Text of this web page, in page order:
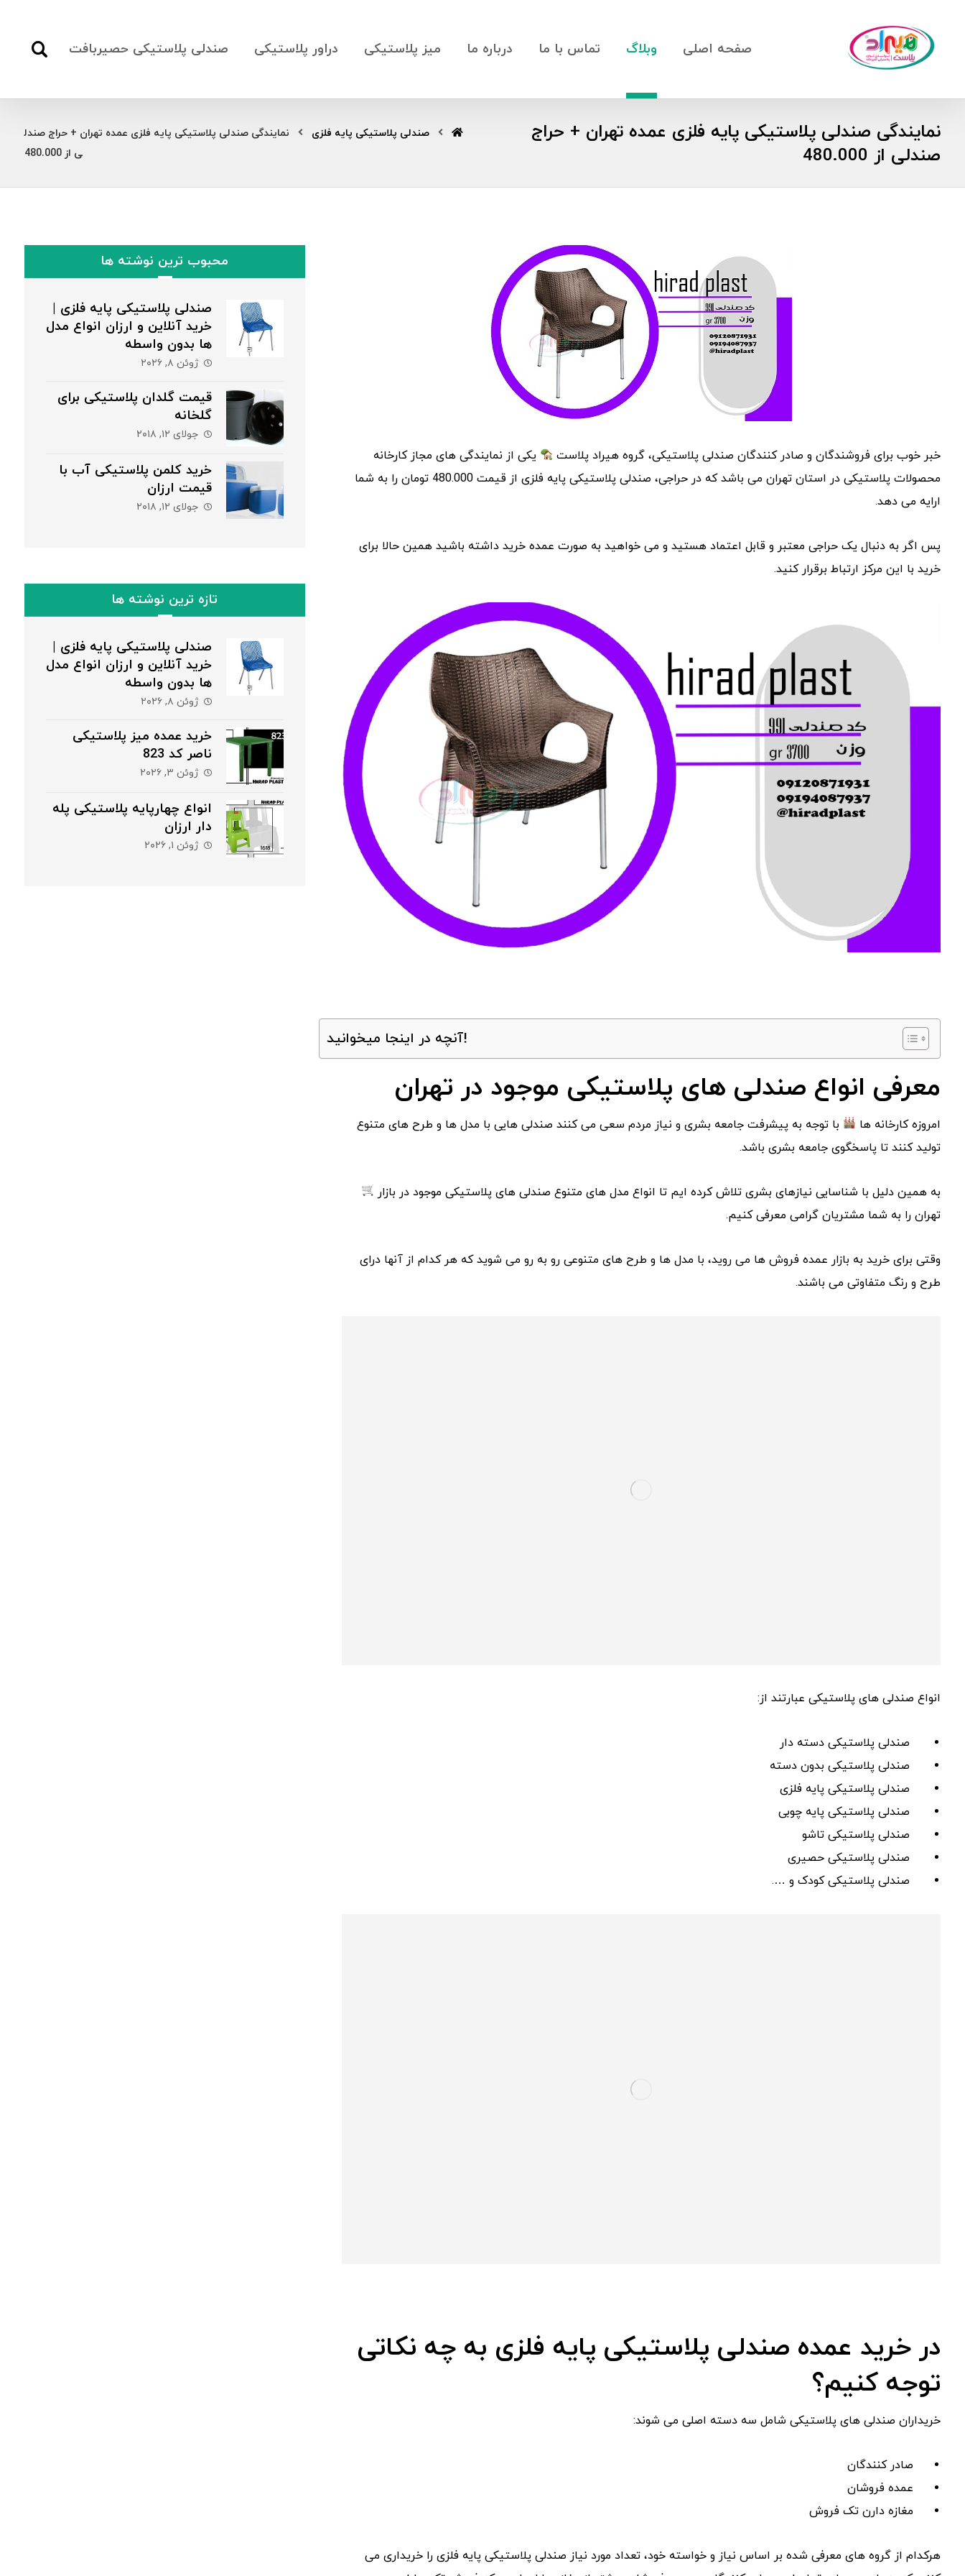
صفحه اصلی وبلاگ تماس با ما درباره ما میز پلاستیکی دراور پلاستیکی صندلی پلاستیکی حصیربافت
نمایندگی صندلی پلاستیکی پایه فلزی عمده تهران + حراج
صندلی از 480.000
صندلی پلاستیکی پایه فلزی
نمایندگی صندلی پلاستیکی پایه فلزی عمده تهران + حراج صندل
ی از 480.000
خبر خوب برای فروشندگان و صادر کنندگان صندلی پلاستیکی، گروه هیراد پلاست
یکی از نمایندگی های مجاز کارخانه
محصولات پلاستیکی در استان تهران می باشد که در حراجی، صندلی پلاستیکی پایه فلزی از قیمت 480.000 تومان را به شما
ارایه می دهد.
پس اگر به دنبال یک حراجی معتبر و قابل اعتماد هستید و می خواهید به صورت عمده خرید داشته باشید همین حالا برای
خرید با این مرکز ارتباط برقرار کنید.
آنچه در اینجا میخوانید!
معرفی انواع صندلی های پلاستیکی موجود در تهران
امروزه کارخانه ها
با توجه به پیشرفت جامعه بشری و نیاز مردم سعی می کنند صندلی هایی با مدل ها و طرح های متنوع
تولید کنند تا پاسخگوی جامعه بشری باشد.
به همین دلیل با شناسایی نیازهای بشری تلاش کرده ایم تا انواع مدل های متنوع صندلی های پلاستیکی موجود در بازار
تهران را به شما مشتریان گرامی معرفی کنیم.
وقتی برای خرید به بازار عمده فروش ها می روید، با مدل ها و طرح های متنوعی رو به رو می شوید که هر کدام از آنها درای
طرح و رنگ متفاوتی می باشند.
انواع صندلی های پلاستیکی عبارتند از:
صندلی پلاستیکی دسته دار
صندلی پلاستیکی بدون دسته
صندلی پلاستیکی پایه فلزی
صندلی پلاستیکی پایه چوبی
صندلی پلاستیکی تاشو
صندلی پلاستیکی حصیری
صندلی پلاستیکی کودک و ….
در خرید عمده صندلی پلاستیکی پایه فلزی به چه نکاتی
توجه کنیم؟
خریداران صندلی های پلاستیکی شامل سه دسته اصلی می شوند:
صادر کنندگان
عمده فروشان
مغازه دارن تک فروش
هرکدام از گروه های معرفی شده بر اساس نیاز و خواسته خود، تعداد مورد نیاز صندلی پلاستیکی پایه فلزی را خریداری می
محبوب ترین نوشته ها
صندلی پلاستیکی پایه فلزی |
خرید آنلاین و ارزان انواع مدل
ها بدون واسطه
ژوئن ۸, ۲۰۲۶
قیمت گلدان پلاستیکی برای
گلخانه
جولای ۱۲, ۲۰۱۸
خرید کلمن پلاستیکی آب با
قیمت ارزان
جولای ۱۲, ۲۰۱۸
تازه ترین نوشته ها
صندلی پلاستیکی پایه فلزی |
خرید آنلاین و ارزان انواع مدل
ها بدون واسطه
ژوئن ۸, ۲۰۲۶
خرید عمده میز پلاستیکی
ناصر کد 823
ژوئن ۳, ۲۰۲۶
انواع چهارپایه پلاستیکی پله
دار ارزان
ژوئن ۱, ۲۰۲۶